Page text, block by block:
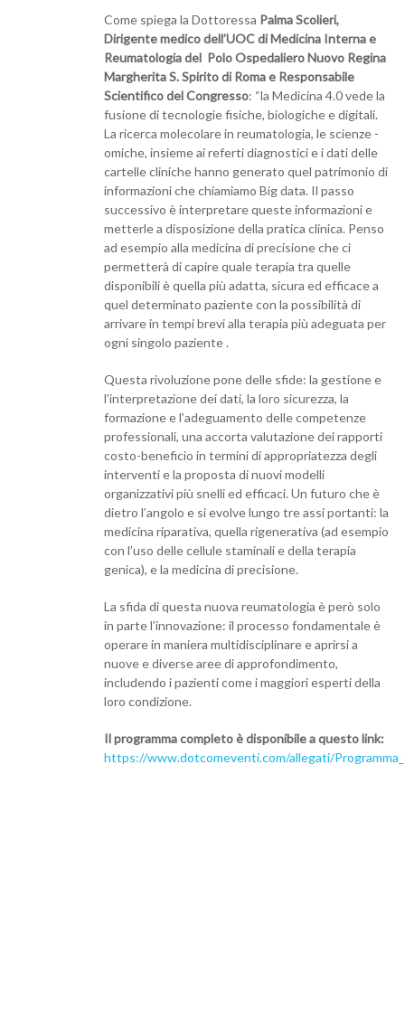
Come spiega la Dottoressa Palma Scolieri,
Dirigente medico dell’UOC di Medicina Interna e
Reumatologia del Polo Ospedaliero Nuovo Regina
Margherita S. Spirito di Roma e Responsabile
Scientifico del Congresso: “la Medicina 4.0 vede la
fusione di tecnologie fisiche, biologiche e digitali.
La ricerca molecolare in reumatologia, le scienze -
omiche, insieme ai referti diagnostici e i dati delle
cartelle cliniche hanno generato quel patrimonio di
informazioni che chiamiamo Big data. Il passo
successivo è interpretare queste informazioni e
metterle a disposizione della pratica clinica. Penso
ad esempio alla medicina di precisione che ci
permetterà di capire quale terapia tra quelle
disponibili è quella più adatta, sicura ed efficace a
quel determinato paziente con la possibilità di
arrivare in tempi brevi alla terapia più adeguata per
ogni singolo paziente .
Questa rivoluzione pone delle sfide: la gestione e
l’interpretazione dei dati, la loro sicurezza, la
formazione e l’adeguamento delle competenze
professionali, una accorta valutazione dei rapporti
costo-beneficio in termini di appropriatezza degli
interventi e la proposta di nuovi modelli
organizzativi più snelli ed efficaci. Un futuro che è
dietro l’angolo e si evolve lungo tre assi portanti: la
medicina riparativa, quella rigenerativa (ad esempio
con l’uso delle cellule staminali e della terapia
genica), e la medicina di precisione.
La sfida di questa nuova reumatologia è però solo
in parte l’innovazione: il processo fondamentale è
operare in maniera multidisciplinare e aprirsi a
nuove e diverse aree di approfondimento,
includendo i pazienti come i maggiori esperti della
loro condizione.
Il programma completo è disponibile a questo link:
https://www.dotcomeventi.com/allegati/